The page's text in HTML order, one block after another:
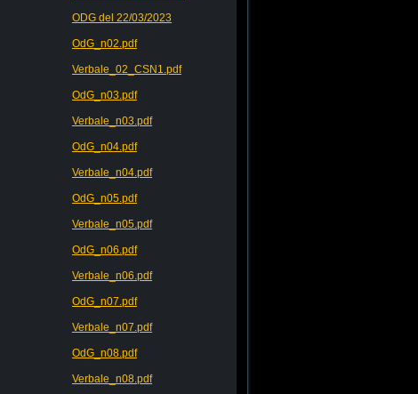
ODG del 22/03/2023
OdG_n02.pdf
Verbale_02_CSN1.pdf
OdG_n03.pdf
Verbale_n03.pdf
OdG_n04.pdf
Verbale_n04.pdf
OdG_n05.pdf
Verbale_n05.pdf
OdG_n06.pdf
Verbale_n06.pdf
OdG_n07.pdf
Verbale_n07.pdf
OdG_n08.pdf
Verbale_n08.pdf